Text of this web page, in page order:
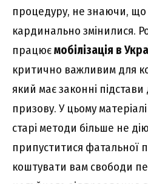
процедуру, не знаючи, що
кардинально змінилися.
працюємобілізація в
критично важливим для
який має законні підстави
призову. У цьому
старі методи більше не
припуститися фатальної
коштувати вам свободи